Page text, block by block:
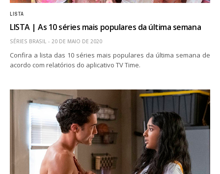
LISTA
LISTA | As 10 séries mais populares da última semana
SÉRIES BRASIL 20 DE MAIO DE 2020
Confira a lista das 10 séries mais populares da última semana de
acordo com relatórios do aplicativo TV Time.